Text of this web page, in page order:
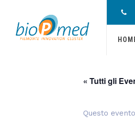
« Tutti gli
Questo